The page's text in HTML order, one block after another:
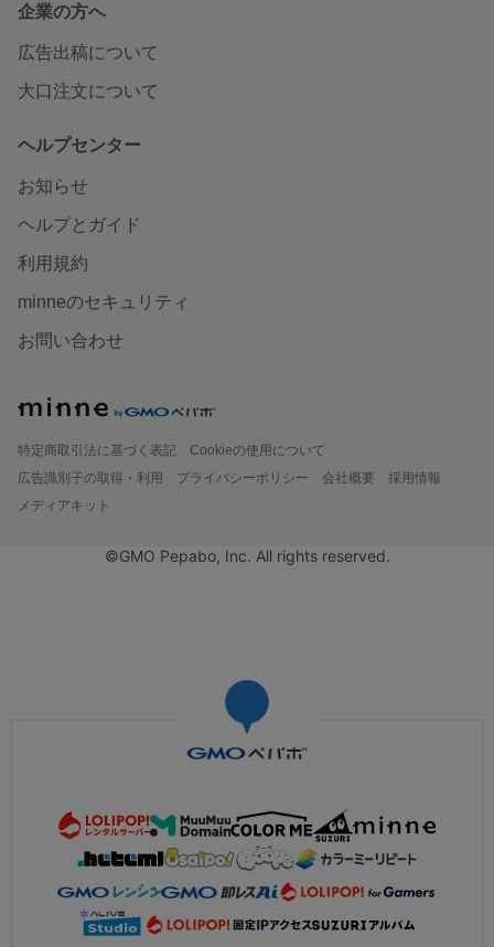
企業の方へ
広告出稿について
大口注文について
ヘルプセンター
お知らせ
ヘルプとガイド
利用規約
minneのセキュリティ
お問い合わせ
特定商取引法に基づく表記
Cookieの使用について
広告識別子の取得・利用
プライバシーポリシー 会社概要
採用情報
メディアキット
©GMO Pepabo, Inc. All rights reserved.